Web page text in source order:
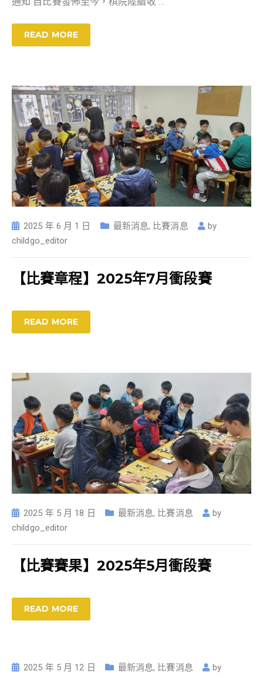
READ MORE
2025 年 6 月 1 日 最新消息, 比賽消息
by
childgo_editor
【比賽章程】2025年7月衝段賽
READ MORE
2025 年 5 月 18 日 最新消息, 比賽消息
by
childgo_editor
【比賽賽果】2025年5月衝段賽
READ MORE
2025 年 5 月 12 日 最新消息, 比賽消息
by